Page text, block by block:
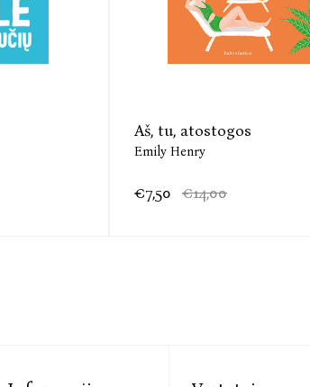
Aš, tu, atostogos
Emily Henry
€7,50 €14,00